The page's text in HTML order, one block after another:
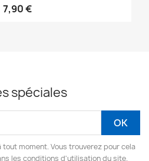
7,90 €
spéciales
moment. Vous trouverez pour cela
les conditions d'utilisation du site.